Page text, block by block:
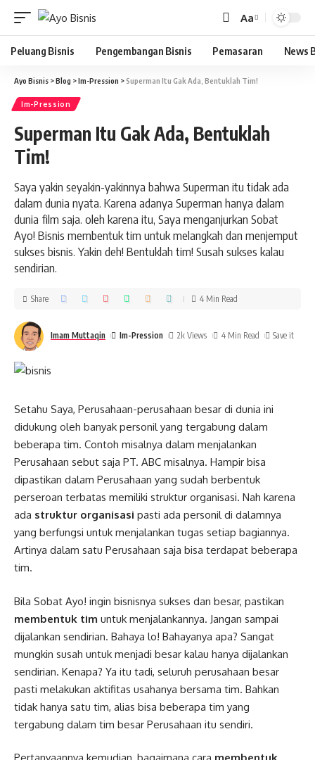
Aa
Peluang Bisnis Pengembangan Bisnis Pemasaran News
Ayo Bisnis >Blog >Im-Pression >Superman Itu Gak Ada, Bentuklah Tim!
Im-Pression
Superman Itu Gak Ada, Bentuklah
Tim!
Saya yakin seyakin-yakinnya bahwa Superman itu tidak ada
dalam dunia nyata. Karena adanya Superman hanya dalam
dunia film saja. oleh karena itu, Saya menganjurkan Sobat
Ayo! Bisnis membentuk tim untuk melangkah dan menjemput
sukses bisnis. Yakin deh! Bentuklah tim! Susah sukses kalau
sendirian.
Imam Muttaqin Im-Pression 2k Views 4 Min Read
Share 4 Min Read
Setahu Saya, Perusahaan-perusahaan besar di dunia ini
didukung oleh banyak personil yang tergabung dalam
beberapa tim. Contoh misalnya dalam menjalankan
Perusahaan sebut saja PT. ABC misalnya. Hampir bisa
dipastikan dalam Perusahaan yang sudah berbentuk
perseroan terbatas memiliki struktur organisasi. Nah karena
ada struktur organisasi pasti ada personil di dalamnya
yang berfungsi untuk menjalankan tugas setiap bagiannya.
Artinya dalam satu Perusahaan saja bisa terdapat beberapa
tim.
Bila Sobat Ayo! ingin bisnisnya sukses dan besar, pastikan
membentuk tim untuk menjalankannya. Jangan sampai
dijalankan sendirian. Bahaya lo! Bahayanya apa? Sangat
mungkin susah untuk menjadi besar kalau hanya dijalankan
sendirian. Kenapa? Ya itu tadi, seluruh perusahaan besar
pasti melakukan aktifitas usahanya bersama tim. Bahkan
tidak hanya satu tim, alias bisa beberapa tim yang
tergabung dalam tim besar Perusahaan itu sendiri.